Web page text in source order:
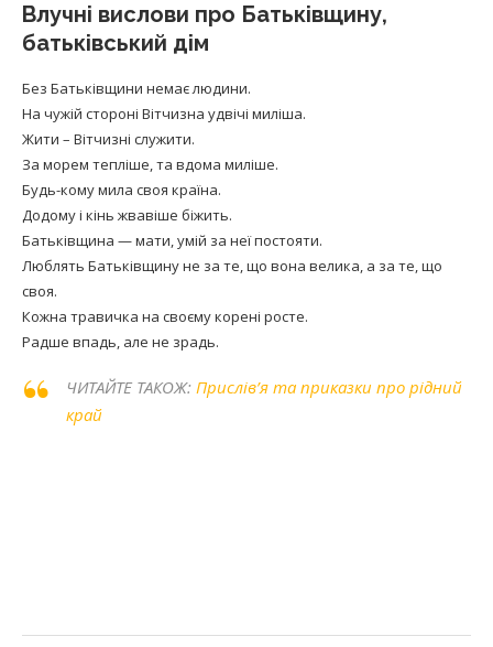
Влучні вислови про Батьківщину,
батьківський дім
Без Батьківщини немає людини.
На чужій стороні Вітчизна удвічі миліша.
Жити – Вітчизні служити.
За морем тепліше, та вдома миліше.
Будь-кому мила своя країна.
Додому і кінь жвавіше біжить.
Батьківщина — мати, умій за неї постояти.
Люблять Батьківщину не за те, що вона велика, а за те, що
своя.
Кожна травичка на своєму корені росте.
Радше впадь, але не зрадь.
ЧИТАЙТЕ ТАКОЖ: Прислів’я та приказки про рідний
край